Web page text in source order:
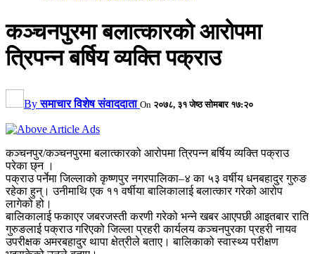
कञ्चनपुरमा बलात्कारको आरोपमा
त्रिपन्न बर्षिय व्यक्ति पक्राउ
Byसमाचार विशेष संवाददाता On २०७८, ३१ जेष्ठ सोमबार १७:२०
कञ्चनपुर/कञ्चनपुरमा बलात्कारको आरोपमा त्रिपन्न बर्षिय व्यक्ति पक्राउ
परेका छ्न ।
पक्राउ पर्नेमा जिल्लाको कृष्णपुर नगरपालिका–४ का ५३ वर्षीय धनबहादुर गुरुङ
रहेका हुन्। उनीमाथि एक ११ वर्षीया बालिकालाई बलात्कार गरेको आरोप
लागेको हो।
बालिकालाई फकाएर जबरजस्ती करणी गरेको भन्ने खबर आएपछी आइतबार राति
गुरुङलाई पक्राउ गरिएको जिल्ला प्रहरी कार्यलय कञ्चनपुरका प्रहरी नायव
उपरीक्षक अमरबहादुर थापा क्षेत्रीले बताए। बालिकाको स्वास्थ्य परीक्षण